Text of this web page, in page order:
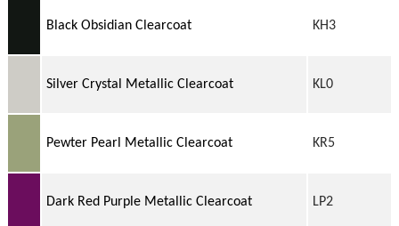
Black Obsidian Clearcoat KH3
Silver Crystal Metallic Clearcoat KL0
Pewter Pearl Metallic Clearcoat KR5
Dark Red Purple Metallic Clearcoat LP2